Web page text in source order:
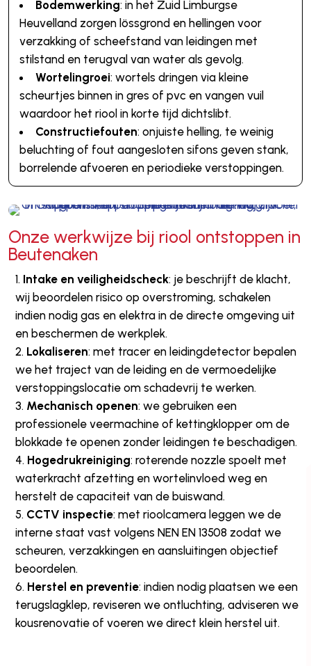
Bodemwerking: in het Zuid Limburgse
Heuvelland zorgen lössgrond en hellingen voor
verzakking of scheefstand van leidingen met
stilstand en terugval van water als gevolg.
Wortelingroei: wortels dringen via kleine
scheurtjes binnen in gres of pvc en vangen vuil
waardoor het riool in korte tijd dichtslibt.
Constructiefouten: onjuiste helling, te weinig
beluchting of fout aangesloten sifons geven stank,
borrelende afvoeren en periodieke verstoppingen.
Onze werkwijze bij riool ontstoppen in
Beutenaken
Intake en veiligheidscheck: je beschrijft de klacht,
wij beoordelen risico op overstroming, schakelen
indien nodig gas en elektra in de directe omgeving uit
en beschermen de werkplek.
Lokaliseren: met tracer en leidingdetector bepalen
we het traject van de leiding en de vermoedelijke
verstoppingslocatie om schadevrij te werken.
Mechanisch openen: we gebruiken een
professionele veermachine of kettingklopper om de
blokkade te openen zonder leidingen te beschadigen.
Hogedrukreiniging: roterende nozzle spoelt met
waterkracht afzetting en wortelinvloed weg en
herstelt de capaciteit van de buiswand.
CCTV inspectie: met rioolcamera leggen we de
interne staat vast volgens NEN EN 13508 zodat we
scheuren, verzakkingen en aansluitingen objectief
beoordelen.
Herstel en preventie: indien nodig plaatsen we een
terugslagklep, reviseren we ontluchting, adviseren we
kousrenovatie of voeren we direct klein herstel uit.